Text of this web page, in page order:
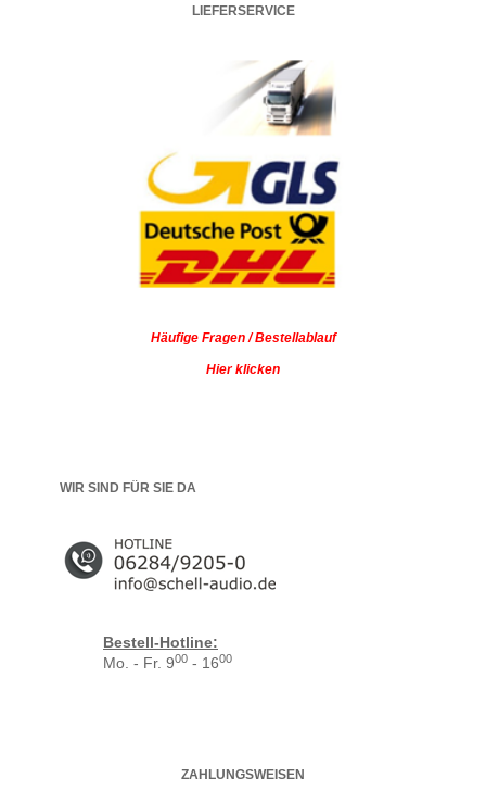
LIEFERSERVICE
Häufige Fragen / Bestellablauf
Hier klicken
WIR SIND FÜR SIE DA
Bestell-Hotline:
Mo. - Fr. 900 - 1600
ZAHLUNGSWEISEN